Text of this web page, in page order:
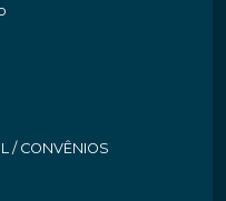
/ CONVÊNIOS